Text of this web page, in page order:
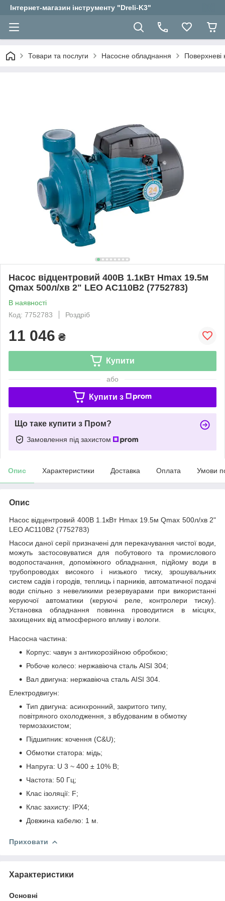
Інтернет-магазин інструменту "Dreli-K3"
Товари та послуги Насосне обладнання Поверхневі
Насос відцентровий 400В 1.1кВт Hmax 19.5м
Qmax 500л/хв 2" LEO AC110B2 (7752783)
В наявності
Код: 7752783
Роздріб
11 046 ₴
Купити
або
Купити з
Що таке купити з Пром?
Замовлення під захистом
Опис Характеристики Доставка Оплата Умови
Опис
Насос відцентровий 400В 1.1кВт Hmax 19.5м Qmax 500л/хв 2"
LEO AC110B2 (7752783)
Насоси даної серії призначені для перекачування чистої води,
можуть застосовуватися для побутового та промислового
водопостачання, допоміжного обладнання, підйому води в
трубопроводах високого і низького тиску, зрошувальних
систем садів і городів, теплиць і парників, автоматичної подачі
води спільно з невеликими резервуарами при використанні
керуючої автоматики (керуючі реле, контролери тиску).
Установка обладнання повинна проводитися в місцях,
захищених від атмосферного впливу і вологи.
Насосна частина:
Корпус: чавун з антикорозійною обробкою;
Робоче колесо: нержавіюча сталь AISI 304;
Вал двигуна: нержавіюча сталь AISI 304.
Електродвигун:
Тип двигуна: асинхронний, закритого типу,
повітряного охолодження, з вбудованим в обмотку
термозахистом;
Підшипник: кочення (C&U);
Обмотки статора: мідь;
Напруга: U 3 ~ 400 ± 10% В;
Частота: 50 Гц;
Клас ізоляції: F;
Клас захисту: IPХ4;
Довжина кабелю: 1 м.
Приховати
Характеристики
Основні